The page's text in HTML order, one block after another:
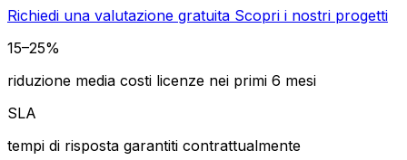
Richiedi una valutazione gratuita Scopri i nostri progetti
15–25%
riduzione media costi licenze nei primi 6 mesi
SLA
tempi di risposta garantiti contrattualmente